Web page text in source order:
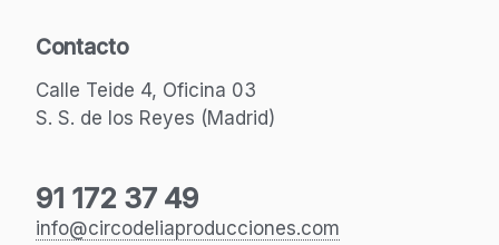
Contacto
Calle Teide 4, Oficina 03
S. S. de los Reyes (Madrid)
91 172 37 49
info@circodeliaproducciones.com